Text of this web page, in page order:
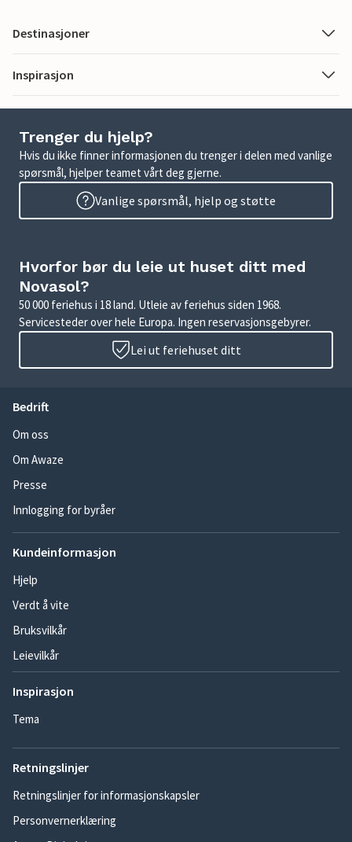
Destinasjoner
Inspirasjon
Trenger du hjelp?
Hvis du ikke finner informasjonen du trenger i delen med vanlige
spørsmål, hjelper teamet vårt deg gjerne.
Vanlige spørsmål, hjelp og støtte
Hvorfor bør du leie ut huset ditt med
Novasol?
50 000 feriehus i 18 land. Utleie av feriehus siden 1968.
Servicesteder over hele Europa. Ingen reservasjonsgebyrer.
Lei ut feriehuset ditt
Bedrift
Om oss
Om Awaze
Presse
Innlogging for byråer
Kundeinformasjon
Hjelp
Verdt å vite
Bruksvilkår
Leievilkår
Inspirasjon
Tema
Retningslinjer
Retningslinjer for informasjonskapsler
Personvernerklæring